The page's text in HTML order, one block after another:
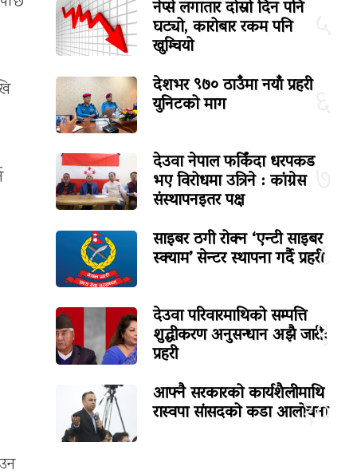
नेप्से लगातार दोस्रो दिन पनि
घट्यो, कारोबार रकम पनि
खुम्चियो
देशभर ९७० ठाउँमा नयाँ प्रहरी
युनिटको माग
७
देउवा नेपाल फर्किंदा धरपकड
भए विरोधमा उत्रिने : कांग्रेस
संस्थापनइतर पक्ष
८
साइबर ठगी रोक्न ‘एन्टी साइबर
स्क्याम’ सेन्टर स्थापना गर्दै प्रहरी
९
देउवा परिवारमाथिको सम्पत्ति
शुद्धीकरण अनुसन्धान अझै जारी:
प्रहरी
१०
आफ्नै सरकारको कार्यशैलीमाथि
रास्वपा सांसदको कडा आलोचना